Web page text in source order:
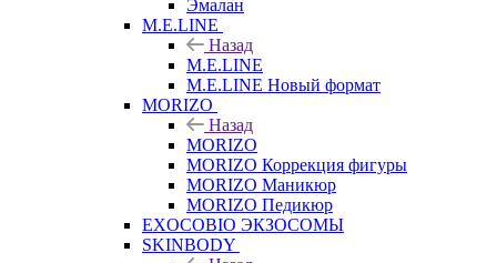
Эмалан
M.E.LINE
Назад
M.E.LINE
M.E.LINE Новый формат
MORIZO
Назад
MORIZO
MORIZO Коррекция фигуры
MORIZO Маникюр
MORIZO Педикюр
EXOCOBIO ЭКЗОСОМЫ
SKINBODY